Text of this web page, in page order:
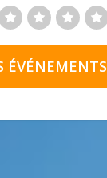
ÉVÉNEMENTS